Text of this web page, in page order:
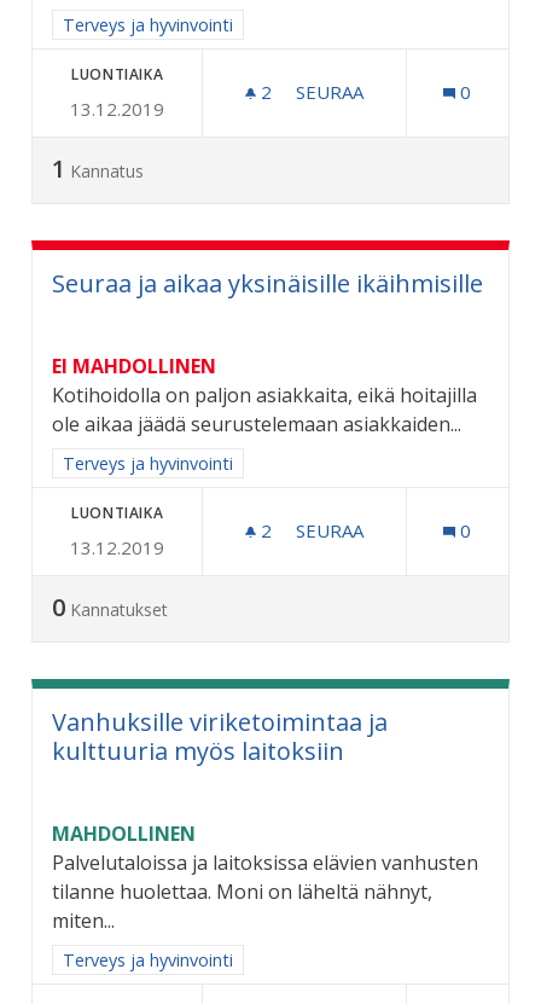
Rajaa tulokset aihepiirin mukaan: Terveys ja hyvinvointi
Terveys ja hyvinvointi
LUONTIAIKA
13.12.2019
2 2 SEURAAJAA
SEURAA 0
1 Kannatus
Seuraa ja aikaa yksinäisille ikäihmisille
EI MAHDOLLINEN
Kotihoidolla on paljon asiakkaita, eikä hoitajilla
ole aikaa jäädä seurustelemaan asiakkaiden...
Rajaa tulokset aihepiirin mukaan: Terveys ja hyvinvointi
Terveys ja hyvinvointi
LUONTIAIKA
13.12.2019
2 2 SEURAAJAA
SEURAA 0
0 Kannatukset
Vanhuksille viriketoimintaa ja
kulttuuria myös laitoksiin
MAHDOLLINEN
Palvelutaloissa ja laitoksissa elävien vanhusten
tilanne huolettaa. Moni on läheltä nähnyt,
miten...
Rajaa tulokset aihepiirin mukaan: Terveys ja hyvinvointi
Terveys ja hyvinvointi